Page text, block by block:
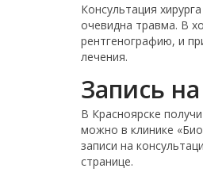
Консультация
очевидна травма. В
рентгенографию, и
лечения.
Запись
В Красноярске
можно в клинике
записи на
странице.